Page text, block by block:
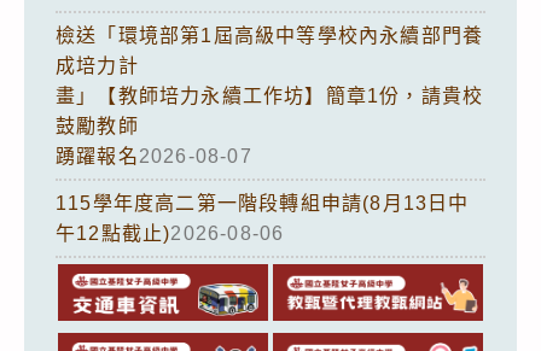
檢送「環境部第1屆高級中等學校內永續部門養
成培力計
畫」【教師培力永續工作坊】簡章1份，請貴校
鼓勵教師
踴躍報名2026-08-07
115學年度高二第一階段轉組申請(8月13日中
午12點截止)2026-08-06